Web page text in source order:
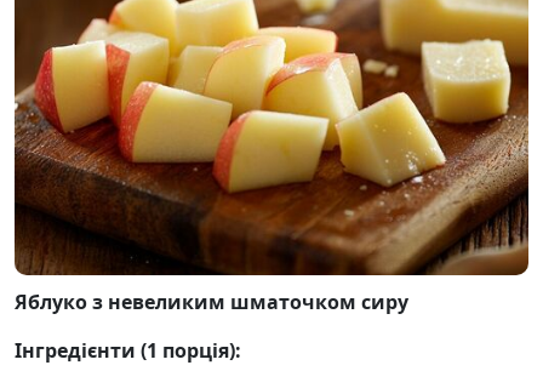
Яблуко з невеликим шматочком сиру
Інгредієнти (1 порція):